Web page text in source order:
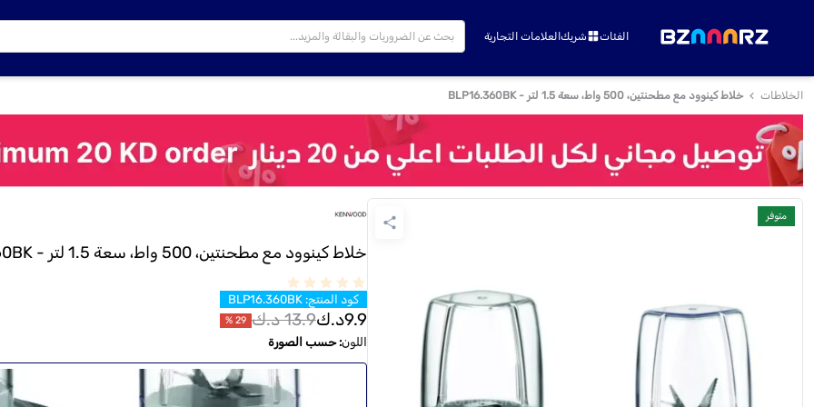
الفئات شريكالعلامات التجارية
الخلاطات خلاط كينوود مع مطحنتين، 500 واط، سعة 1.5 لتر - BLP16.360BK
متوفر
خلاط كينوود مع مطحنتين، 500 واط، سعة 1.5 لتر - BLP16.360BK
كود المنتج:
BLP16.360BK
9.9د.ك13.9 د.ك 29
%
اللون:حسب الصورة